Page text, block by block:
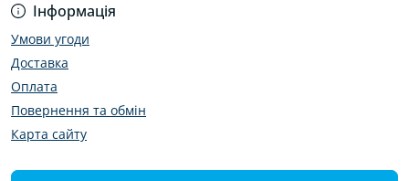
Інформація
Умови угоди
Доставка
Оплата
Повернення та обмін
Карта сайту